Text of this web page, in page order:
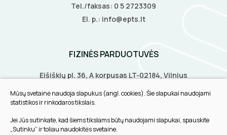
ŽIBINTUVĖLIAI
GRĘŽIMO KARŪNOS, GRĄŽTAI
GULSČIUKAI
Tel./faksas: 0 5 2723309
El. p.: info@epts.lt
FIZINĖS PARDUOTUVĖS
Eišiškių pl. 36, A korpusas LT-02184, Vilnius
Biruliškių g. 8, LT-52168, Kaunas
Tilžės g. 60, LT-91108, Klaipėda
INFORMACIJA
Mūsų svetainė naudoja slapukus (angl. cookies). Šie slapukai naudojami
statistikos ir rinkodaros tikslais.
Jei Jūs sutinkate, kad šiems tikslams būtų naudojami slapukai, spauskite
„Sutinku“ ir toliau naudokitės svetaine.